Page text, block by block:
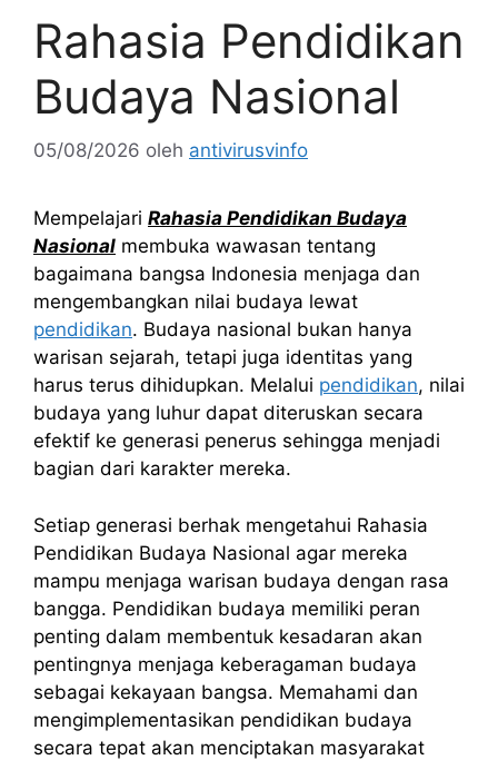
Rahasia Pendidikan
Budaya Nasional
05/08/2026 oleh antivirusvinfo
Mempelajari Rahasia Pendidikan Budaya
Nasional membuka wawasan tentang
bagaimana bangsa Indonesia menjaga dan
mengembangkan nilai budaya lewat
pendidikan. Budaya nasional bukan hanya
warisan sejarah, tetapi juga identitas yang
harus terus dihidupkan. Melalui pendidikan, nilai
budaya yang luhur dapat diteruskan secara
efektif ke generasi penerus sehingga menjadi
bagian dari karakter mereka.
Setiap generasi berhak mengetahui Rahasia
Pendidikan Budaya Nasional agar mereka
mampu menjaga warisan budaya dengan rasa
bangga. Pendidikan budaya memiliki peran
penting dalam membentuk kesadaran akan
pentingnya menjaga keberagaman budaya
sebagai kekayaan bangsa. Memahami dan
mengimplementasikan pendidikan budaya
secara tepat akan menciptakan masyarakat